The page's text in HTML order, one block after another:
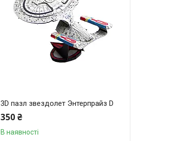
3D пазл звездолет Энтерпрайз D
350 ₴
В наявності